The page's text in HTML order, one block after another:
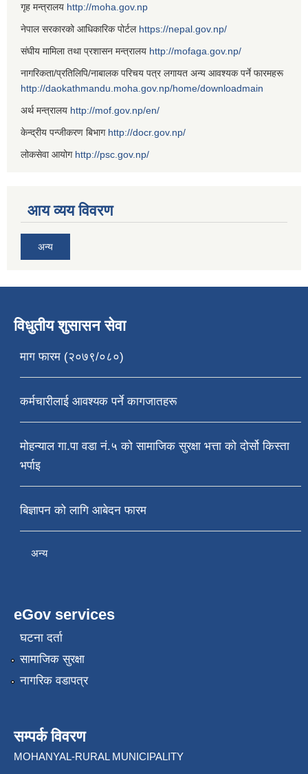
गृह मन्त्रालय http://moha.gov.np
नेपाल सरकारको आधिकारिक पोर्टल https://nepal.gov.np/
संघीय मामिला तथा प्रशासन मन्त्रालय http://mofaga.gov.np/
नागरिकता/प्रतिलिपि/नाबालक परिचय पत्र लगायत अन्य आवश्यक पर्ने फारमहरू
http://daokathmandu.moha.gov.np/home/downloadmain
अर्थ मन्त्रालय http://mof.gov.np/en/
केन्द्रीय पन्जीकरण बिभाग http://docr.gov.np/
लोकसेवा आयोग http://psc.gov.np/
आय व्यय विवरण
अन्य
विधुतीय शुसासन सेवा
माग फारम (२०७९/०८०)
कर्मचारीलाई आवश्यक पर्ने कागजातहरू
मोहन्याल गा.पा वडा नं.५ को सामाजिक सुरक्षा भत्ता को दोर्सो किस्ता
भर्पाइ
बिज्ञापन को लागि आबेदन फारम
अन्य
eGov services
घटना दर्ता
सामाजिक सुरक्षा
नागरिक वडापत्र
सम्पर्क विवरण
MOHANYAL-RURAL MUNICIPALITY